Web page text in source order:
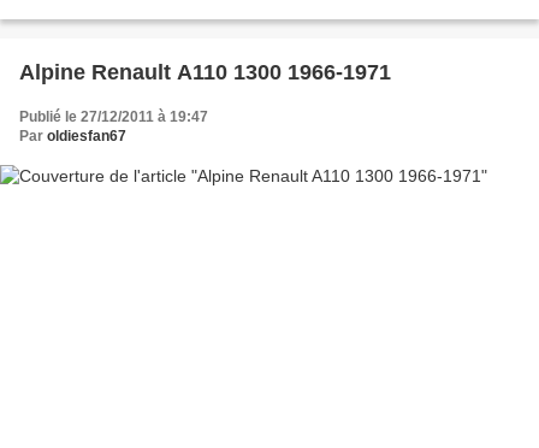
Alpine Renault A110 1300 1966-1971
Publié le 27/12/2011 à 19:47
Par oldiesfan67